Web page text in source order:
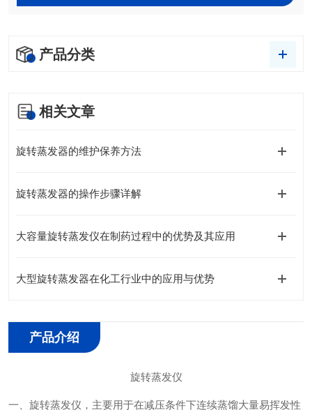
产品分类
相关文章
旋转蒸发器的维护保养方法
旋转蒸发器的操作步骤详解
大容量旋转蒸发仪在制药过程中的优势及其应用
大型旋转蒸发器在化工行业中的应用与优势
产品介绍
旋转蒸发仪
一、旋转蒸发仪，主要用于在减压条件下连续蒸馏大量易挥发性